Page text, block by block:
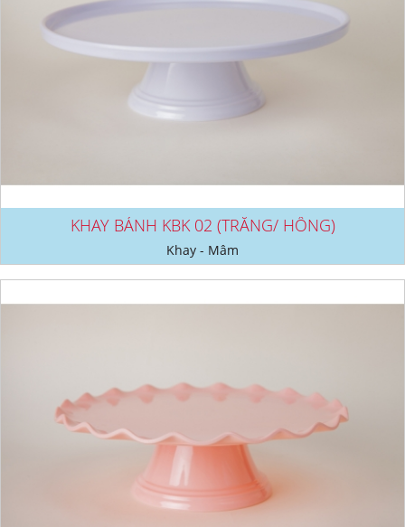
KHAY BÁNH KBK 02 (TRẮNG/ HỒNG)
Khay - Mâm